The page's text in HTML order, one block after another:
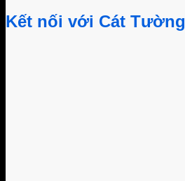
Kết nối với Cát Tường